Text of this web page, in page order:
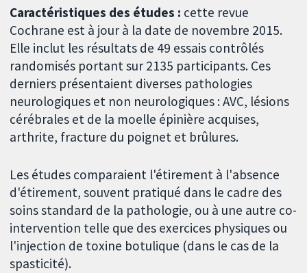
Caractéristiques des études : cette revue
Cochrane est à jour à la date de novembre 2015.
Elle inclut les résultats de 49 essais contrôlés
randomisés portant sur 2135 participants. Ces
derniers présentaient diverses pathologies
neurologiques et non neurologiques : AVC, lésions
cérébrales et de la moelle épinière acquises,
arthrite, fracture du poignet et brûlures.
Les études comparaient l'étirement à l'absence
d'étirement, souvent pratiqué dans le cadre des
soins standard de la pathologie, ou à une autre co-
intervention telle que des exercices physiques ou
l'injection de toxine botulique (dans le cas de la
spasticité).